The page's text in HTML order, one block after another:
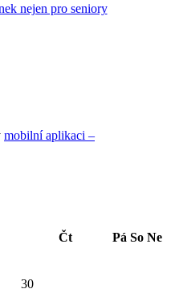
nejen pro seniory
mobilní aplikaci –
Čt Pá So Ne
30